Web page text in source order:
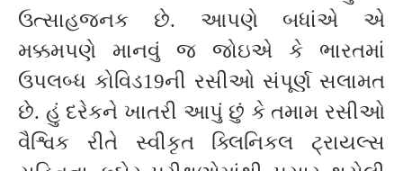
ઉત્સાહજનક છે. આપણે બધાંએ એ
મક્કમપણે માનવું જ જોઇએ કે ભારતમાં
ઉપલબ્ધ કોવિડ19ની રસીઓ સંપૂર્ણ સલામત
છે. હું દરેકને ખાતરી આપું છું કે તમામ રસીઓ
વૈશ્વિક રીતે સ્વીકૃત ક્લિનિકલ ટ્રાયલ્સ